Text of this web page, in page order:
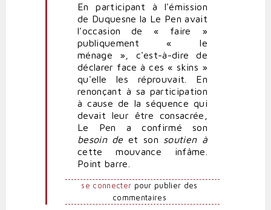
Complément
d'enquête
politpro
En participant à l'émission
de Duquesne la Le Pen avait
l'occasion de « faire »
publiquement « le
ménage », c'est-à-dire de
déclarer face à ces « skins »
qu'elle les réprouvait. En
renonçant à sa participation
à cause de la séquence qui
devait leur être consacrée,
Le Pen a confirmé son
besoin deet son
soutien à
cette mouvance infâme.
Point barre.
se connecter pour publier des
commentaires